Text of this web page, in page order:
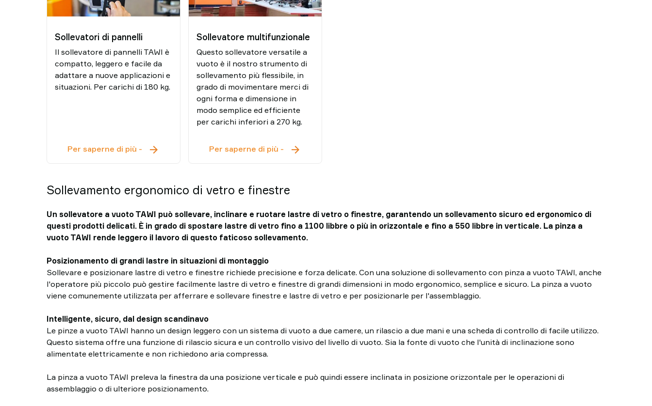
Sollevatori di pannelli
Il sollevatore di pannelli TAWI è
compatto, leggero e facile da
adattare a nuove applicazioni e
situazioni. Per carichi di 180 kg.
Per saperne di più -
Sollevatori
Sollevatore multifunzionale
Questo sollevatore versatile a
vuoto è il nostro strumento di
sollevamento più flessibile, in
grado di movimentare merci di
ogni forma e dimensione in
modo semplice ed efficiente
per carichi inferiori a 270 kg.
Per saperne di più -
Sollevatore
Sollevamento ergonomico di vetro e finestre
Un sollevatore a vuoto TAWI può sollevare, inclinare e ruotare lastre di vetro o finestre, garantendo un sollevamento sicuro ed ergonomico di
questi prodotti delicati. È in grado di spostare lastre di vetro fino a 1100 libbre o più in orizzontale e fino a 550 libbre in verticale. La pinza a
vuoto TAWI rende leggero il lavoro di questo faticoso sollevamento.
Posizionamento di grandi lastre in situazioni di montaggio
Sollevare e posizionare lastre di vetro e finestre richiede precisione e forza delicate. Con una soluzione di sollevamento con pinza a vuoto TAWI, anche
l'operatore più piccolo può gestire facilmente lastre di vetro e finestre di grandi dimensioni in modo ergonomico, semplice e sicuro. La pinza a vuoto
viene comunemente utilizzata per afferrare e sollevare finestre e lastre di vetro e per posizionarle per l'assemblaggio.
Intelligente, sicuro, dal design scandinavo
Le pinze a vuoto TAWI hanno un design leggero con un sistema di vuoto a due camere, un rilascio a due mani e una scheda di controllo di facile utilizzo.
Questo sistema offre una funzione di rilascio sicura e un controllo visivo del livello di vuoto. Sia la fonte di vuoto che l'unità di inclinazione sono
alimentate elettricamente e non richiedono aria compressa.
La pinza a vuoto TAWI preleva la finestra da una posizione verticale e può quindi essere inclinata in posizione orizzontale per le operazioni di
assemblaggio o di ulteriore posizionamento.